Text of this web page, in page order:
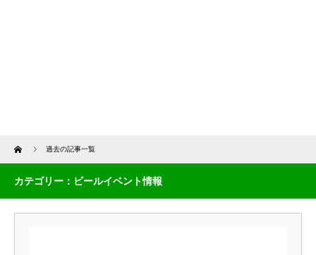
Home 過去の記事一覧
カテゴリー：ビールイベント情報